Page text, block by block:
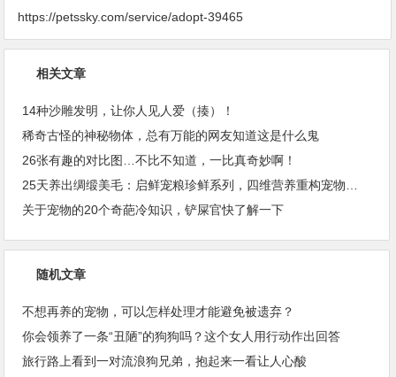
https://petssky.com/service/adopt-39465
相关文章
14种沙雕发明，让你人见人爱（揍）！
稀奇古怪的神秘物体，总有万能的网友知道这是什么鬼
26张有趣的对比图…不比不知道，一比真奇妙啊！
关于宠物的20个奇葩冷知识，铲屎官快了解一下
随机文章
不想再养的宠物，可以怎样处理才能避免被遗弃？
你会领养了一条“丑陋”的狗狗吗？这个女人用行动作出回答
旅行路上看到一对流浪狗兄弟，抱起来一看让人心酸